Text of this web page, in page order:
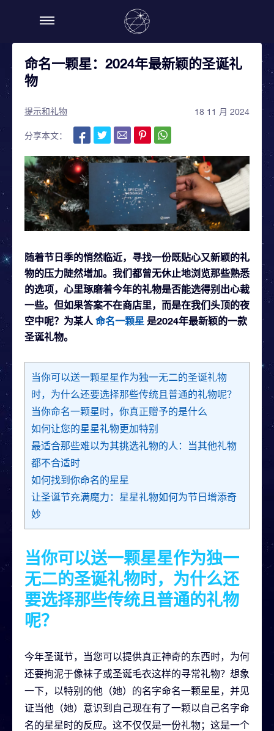
命名一颗星：2024年最新颖的圣诞礼
物
提示和礼物 18 11 月 2024
分享本文：
随着节日季的悄然临近，寻找一份既贴心又新颖的礼
物的压力陡然增加。我们都曾无休止地浏览那些熟悉
的选项，心里琢磨着今年的礼物是否能选得别出心裁
一些。但如果答案不在商店里，而是在我们头顶的夜
空中呢？为某人 命名一颗星 是2024年最新颖的一款
圣诞礼物。
当你可以送一颗星星作为独一无二的圣诞礼物
时，为什么还要选择那些传统且普通的礼物呢？
当你命名一颗星时，你真正赠予的是什么
如何让您的星星礼物更加特别
最适合那些难以为其挑选礼物的人：当其他礼物
都不合适时
如何找到你命名的星星
让圣诞节充满魔力：星星礼物如何为节日增添奇
妙
当你可以送一颗星星作为独一
无二的圣诞礼物时，为什么还
要选择那些传统且普通的礼物
呢？
今年圣诞节，当您可以提供真正神奇的东西时，为何
还要拘泥于像袜子或圣诞毛衣这样的寻常礼物？想象
一下，以特别的他（她）的名字命名一颗星星，并见
证当他（她）意识到自己现在有了一颗以自己名字命
名的星星时的反应。这不仅仅是一份礼物；这是一个